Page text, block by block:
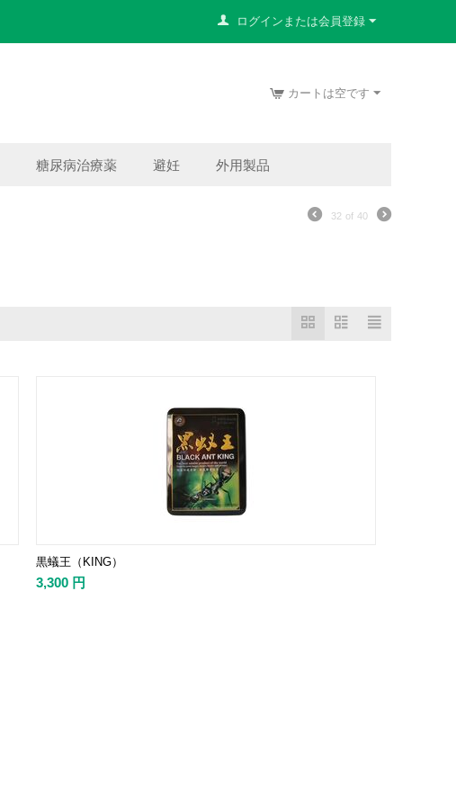
ログインまたは会員登録
カートは空です
糖尿病治療薬 避妊 外用製品
32 of 40
黒蟻王（KING）
3,300 円